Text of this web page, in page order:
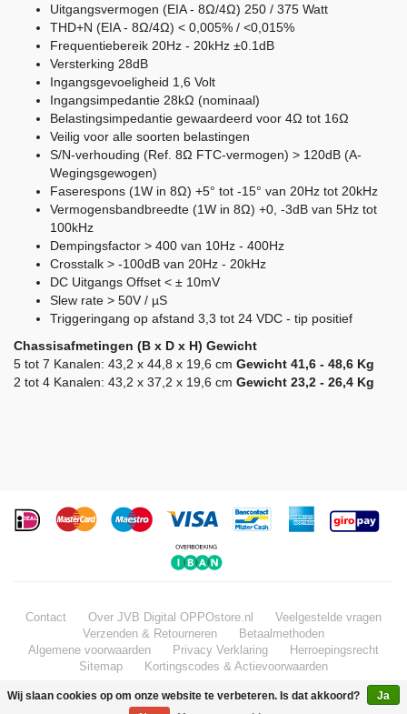
Uitgangsvermogen (EIA - 8Ω/4Ω) 250 / 375 Watt
THD+N (EIA - 8Ω/4Ω) < 0,005% / <0,015%
Frequentiebereik 20Hz - 20kHz ±0.1dB
Versterking 28dB
Ingangsgevoeligheid 1,6 Volt
Ingangsimpedantie 28kΩ (nominaal)
Belastingsimpedantie gewaardeerd voor 4Ω tot 16Ω
Veilig voor alle soorten belastingen
S/N-verhouding (Ref. 8Ω FTC-vermogen) > 120dB (A-
Wegingsgewogen)
Faserespons (1W in 8Ω) +5° tot -15° van 20Hz tot 20kHz
Vermogensbandbreedte (1W in 8Ω) +0, -3dB van 5Hz tot
100kHz
Dempingsfactor > 400 van 10Hz - 400Hz
Crosstalk > -100dB van 20Hz - 20kHz
DC Uitgangs Offset < ± 10mV
Slew rate > 50V / µS
Triggeringang op afstand 3,3 tot 24 VDC - tip positief
Chassisafmetingen (B x D x H) Gewicht
5 tot 7 Kanalen: 43,2 x 44,8 x 19,6 cm Gewicht 41,6 - 48,6 Kg
2 tot 4 Kanalen: 43,2 x 37,2 x 19,6 cm Gewicht 23,2 - 26,4 Kg
Contact Over JVB Digital OPPOstore.nl
Veelgestelde vragen
Verzenden & Retourneren
Betaalmethoden
Algemene voorwaarden
Privacy Verklaring
Herroepingsrecht
Sitemap
Kortingscodes & Actievoorwaarden
Wij slaan cookies op om onze website te verbeteren. Is dat akkoord?
Ja